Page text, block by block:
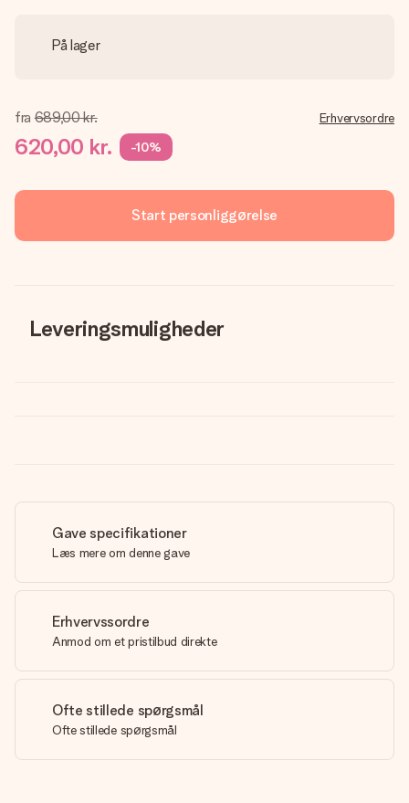
På lager
fra 689,00 kr.
620,00 kr. -10%
Erhvervsordre
Start personliggørelse
Leveringsmuligheder
Gave specifikationer
Læs mere om denne gave
Erhvervssordre
Anmod om et pristilbud direkte
Ofte stillede spørgsmål
Ofte stillede spørgsmål